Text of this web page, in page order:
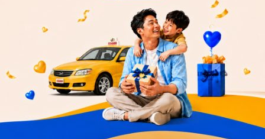
※ 活動期間內每位會員限使用乙次。
注意事項
一、
本活動回饋資格以「已完成訂單」為準。若訂
單發生取消、退貨或銷退情形，須依原訂單金額返